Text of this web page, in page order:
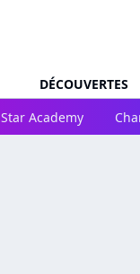
DÉCOUVERTES
Star Academy